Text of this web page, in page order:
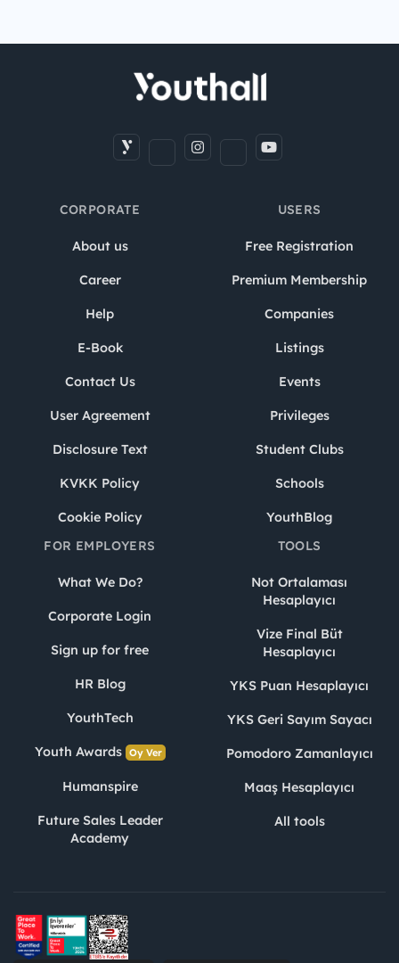
CORPORATE
About us
Career
Help
E-Book
Contact Us
User Agreement
Disclosure Text
KVKK Policy
Cookie Policy
USERS
Free Registration
Premium Membership
Companies
Listings
Events
Privileges
Student Clubs
Schools
YouthBlog
FOR EMPLOYERS
What We Do?
Corporate Login
Sign up for free
HR Blog
YouthTech
Youth Awards Oy Ver
Humanspire
Future Sales Leader
Academy
TOOLS
Not Ortalaması
Hesaplayıcı
Vize Final Büt
Hesaplayıcı
YKS Puan Hesaplayıcı
YKS Geri Sayım Sayacı
Pomodoro Zamanlayıcı
Maaş Hesaplayıcı
All tools